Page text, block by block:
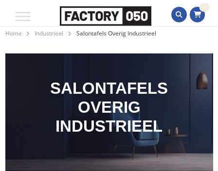
0
Home Industrieel Salontafels Overig Industrieel
SALONTAFELS
OVERIG
INDUSTRIEEL